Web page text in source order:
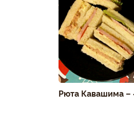
Рюта Кавашима –